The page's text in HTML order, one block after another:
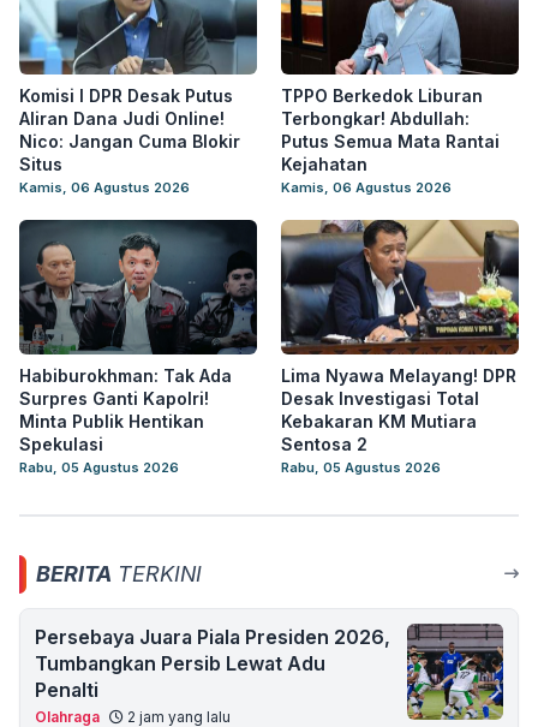
Komisi I DPR Desak Putus
Aliran Dana Judi Online!
Nico: Jangan Cuma Blokir
Situs
Kamis, 06 Agustus 2026
TPPO Berkedok Liburan
Terbongkar! Abdullah:
Putus Semua Mata Rantai
Kejahatan
Kamis, 06 Agustus 2026
Habiburokhman: Tak Ada
Surpres Ganti Kapolri!
Minta Publik Hentikan
Spekulasi
Rabu, 05 Agustus 2026
Lima Nyawa Melayang! DPR
Desak Investigasi Total
Kebakaran KM Mutiara
Sentosa 2
Rabu, 05 Agustus 2026
BERITA TERKINI
Persebaya Juara Piala Presiden 2026,
Tumbangkan Persib Lewat Adu
Penalti
Olahraga 2 jam yang lalu